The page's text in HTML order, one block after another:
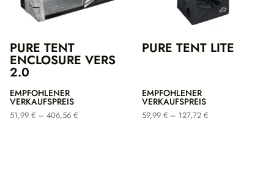
PURE TENT
ENCLOSURE VERS
2.0
EMPFOHLENER
VERKAUFSPREIS
51,99 € – 406,56 €Preisspanne:
PURE TENT LITE
EMPFOHLENER
VERKAUFSPREIS
59,99 € – 127,72 €Preisspanne: